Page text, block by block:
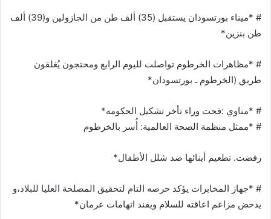
# *ميناء بورتسودان يستقبل (35) ألف طن من الجازولين و(39) ألف
طن بنزين*
# *مظاهرات الخرطوم تواصلت لليوم الرابع ومحتجون يُغلقون
طريق (الخرطوم ـ بورتسودان*
# *مناوي :قحت وراء تأخر تشكيل الحكومه*
# *ممثل منظمة الصحة العالمية: أُسر بالخرطوم
رفضت. تطعيم أبنائها ضد شلل الأطفال*
# *جهاز المخابرات يؤكد حرصه التام لتحقيق المصلحة العليا للبلاد،و
يدحض مزاعم اعاقته للسلام ويفند اتهامات عرمان*